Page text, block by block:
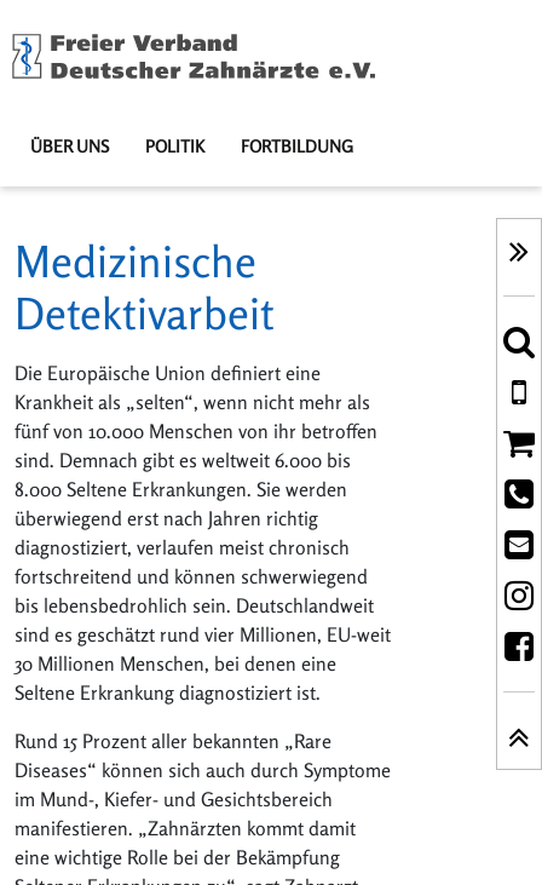
ÜBER UNS POLITIK FORTBILDUNG
Medizinische
Detektivarbeit
Die Europäische Union definiert eine
Krankheit als „selten“, wenn nicht mehr als
fünf von 10.000 Menschen von ihr betroffen
sind. Demnach gibt es weltweit 6.000 bis
8.000 Seltene Erkrankungen. Sie werden
überwiegend erst nach Jahren richtig
diagnostiziert, verlaufen meist chronisch
fortschreitend und können schwerwiegend
bis lebensbedrohlich sein. Deutschlandweit
sind es geschätzt rund vier Millionen, EU-weit
30 Millionen Menschen, bei denen eine
Seltene Erkrankung diagnostiziert ist.
Rund 15 Prozent aller bekannten „Rare
Diseases“ können sich auch durch Symptome
im Mund-, Kiefer- und Gesichtsbereich
manifestieren. „Zahnärzten kommt damit
eine wichtige Rolle bei der Bekämpfung